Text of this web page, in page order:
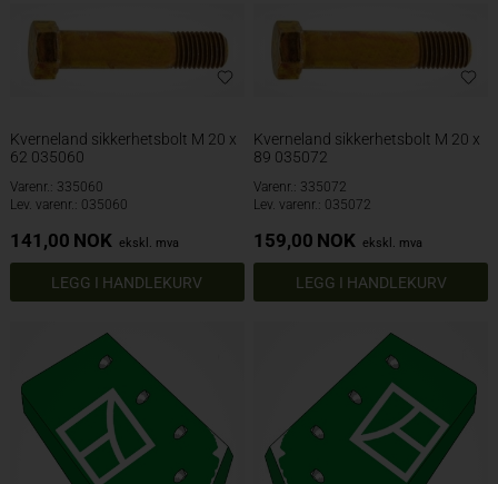
Kverneland sikkerhetsbolt M 20 x
62 035060
Varenr.: 335060
Lev. varenr.: 035060
141,00 NOK ekskl. mva
Kverneland sikkerhetsbolt M 20 x
89 035072
Varenr.: 335072
Lev. varenr.: 035072
159,00 NOK ekskl. mva